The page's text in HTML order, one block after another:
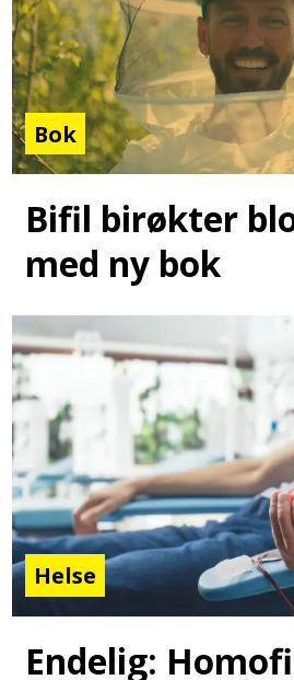
Bok
Bifil birøkter
med ny bok
Helse
Endelig: